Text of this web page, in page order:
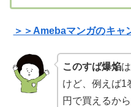
＞＞Amebaマンガのキャ
このすば爆焔
けど、例えば1
円で買えるから